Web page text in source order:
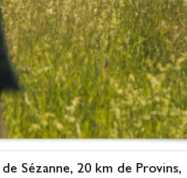
Sézanne, 20 km de